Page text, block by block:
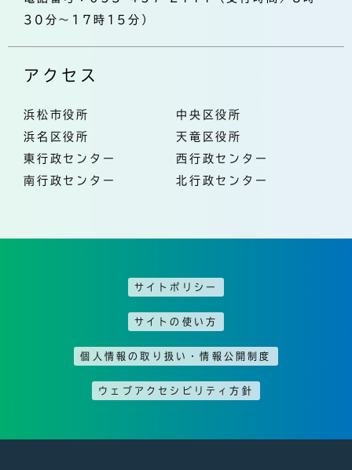
30分～17時15分）
アクセス
浜松市役所
中央区役所
浜名区役所
天竜区役所
東行政センター
西行政センター
南行政センター
北行政センター
サイトポリシー
サイトの使い方
個人情報の取り扱い・情報公開制度
ウェブアクセシビリティ方針